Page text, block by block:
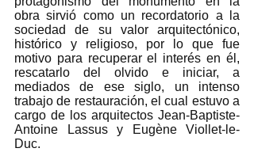
obra sirvió como un recordatorio a la
sociedad de su valor arquitectónico,
histórico y religioso, por lo que fue
motivo para recuperar el interés en él,
rescatarlo del olvido e iniciar, a
mediados de ese siglo, un intenso
trabajo de restauración, el cual estuvo a
cargo de los arquitectos Jean-Baptiste-
Antoine Lassus y Eugène Viollet-le-
Duc.